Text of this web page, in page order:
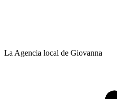
La Agencia local de Giovanna